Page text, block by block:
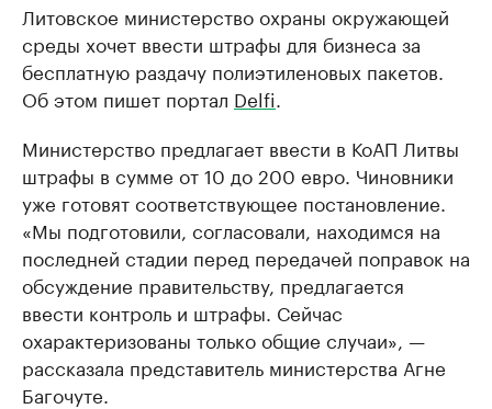
Литовское министерство охраны окружающей
среды хочет ввести штрафы для бизнеса за
бесплатную раздачу полиэтиленовых пакетов.
Об этом пишет портал Delfi
Министерство предлагает ввести в КоАП Литвы
штрафы в сумме от 10 до 200 евро. Чиновники
уже готовят соответствующее постановление.
«Мы подготовили, согласовали, находимся на
последней стадии перед передачей поправок на
обсуждение правительству, предлагается
ввести контроль и штрафы. Сейчас
охарактеризованы только общие случаи», —
рассказала представитель министерства Агне
Багочуте.